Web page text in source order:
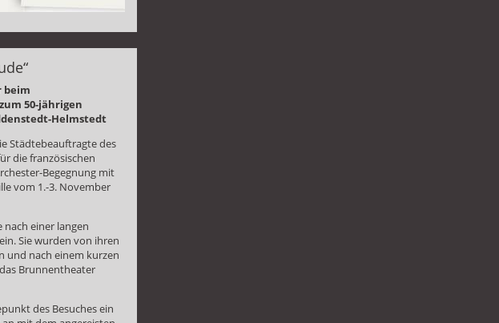
beim
50-jährigen
Helmstedt
Städtebeauftragte des
die französischen
Begegnung mit
vom 1.-3. November
nach einer langen
Sie wurden von ihren
und nach einem kurzen
Brunnentheater
des Besuches ein